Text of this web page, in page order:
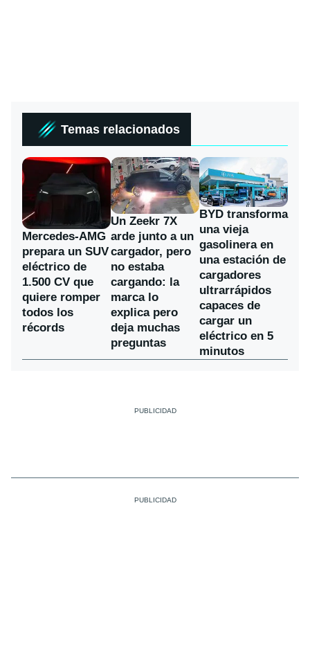
Temas relacionados
Mercedes-AMG
prepara un SUV
eléctrico de
1.500 CV que
quiere romper
todos los
récords
Un Zeekr 7X
arde junto a un
cargador, pero
no estaba
cargando: la
marca lo
explica pero
deja muchas
preguntas
BYD transforma
una vieja
gasolinera en
una estación de
cargadores
ultrarrápidos
capaces de
cargar un
eléctrico en 5
minutos